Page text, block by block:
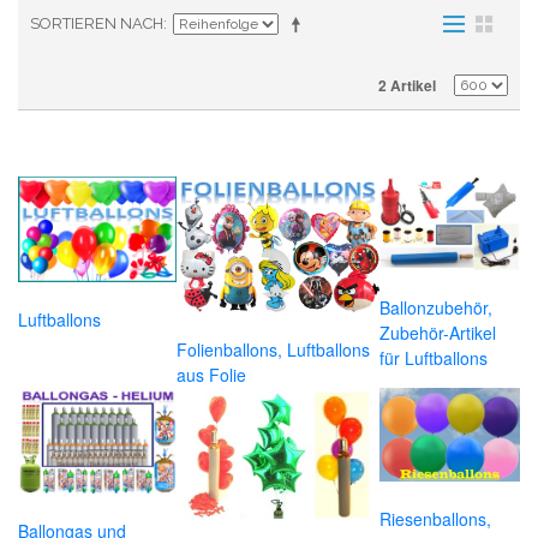
SORTIEREN NACH
2 Artikel
Luftballons
Folienballons, Luftballons
aus Folie
Ballonzubehör,
Zubehör-Artikel
für Luftballons
Ballongas und
Riesenballons,